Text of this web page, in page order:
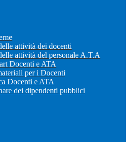
attività dei docenti
attività del personale A.T.A
Docenti e ATA
per i Docenti
Docenti e ATA
dei dipendenti pubblici